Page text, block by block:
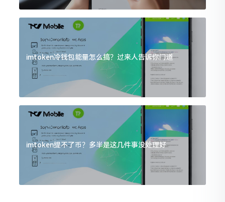
imtoken冷钱包能量怎么搞？过来人告诉你门道
imtoken提不了币？多半是这几件事没处理好